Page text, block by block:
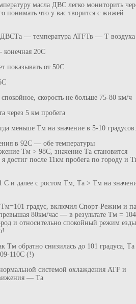
масла ДВС легко мониторить
понимать что у вас творится с жижей
— температура ATFТв — Т воздуха
конечная 20С
показывать от 50С
скорость не больше 75-80 км/ч
через 5 км пробега
меньше Тм на значение в 5-10 градусов.
в 92С — обе температуры
Тм > 98С, значение Та становится
достиг после 11км пробега по городу и
и далее с ростом Тм, Та > Тм на
градус, включил Спорт-Режим и
80км/час — в результате Тм =
и относительно спокойный режим
Тм обратно снизилась до 101 градуса, Та
110С (!)
системой охлаждения ATF и
— Та